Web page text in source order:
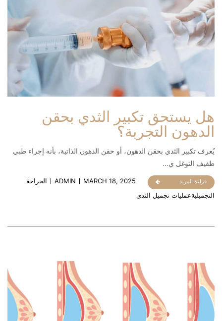
هل يستحق تكبير الثدي بحقن
الدهون التجربة؟
يُعرف تكبير الثدي بحقن الدهون، أو حقن الدهون الذاتية، بأنه إجراء طبي
طفيف التوغل ي...
قراءة المزيد ADMIN MARCH 18, 2025
الجراحة
التجميليةعمليات تجميل الثدي